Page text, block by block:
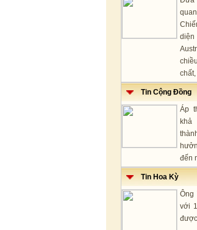
Tin Cộng Đồng
Áp
đến
Tin Hoa Kỳ
Ông
với